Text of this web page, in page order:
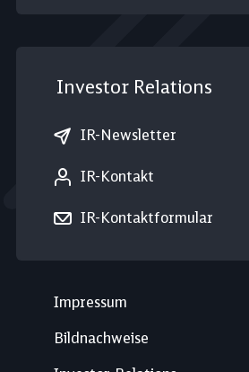
Investor Relations
IR-Newsletter
IR-Kontakt
IR-Kontaktformular
Impressum
Bildnachweise